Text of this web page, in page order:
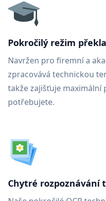
Pokročilý režim
Navržen pro firemní a
zpracovává technickou
takže zajišťuje maximální
potřebujete.
Chytré rozpoznávání